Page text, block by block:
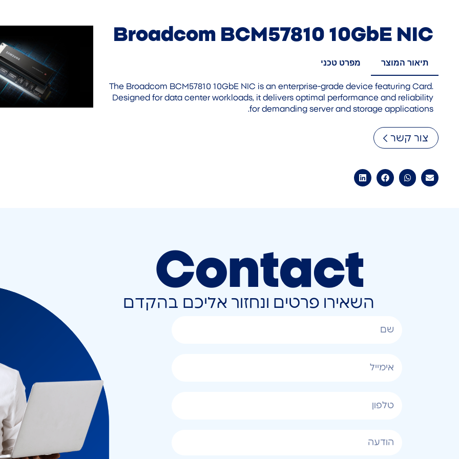
Broadcom BCM57810 10GbE NIC
תיאור המוצר מפרט טכני
The Broadcom BCM57810 10GbE NIC is an enterprise-grade device featuring Card.
Designed for data center workloads, it delivers optimal performance and reliability
for demanding server and storage applications.
צור קשר
Contact
השאירו פרטים ונחזור אליכם בהקדם